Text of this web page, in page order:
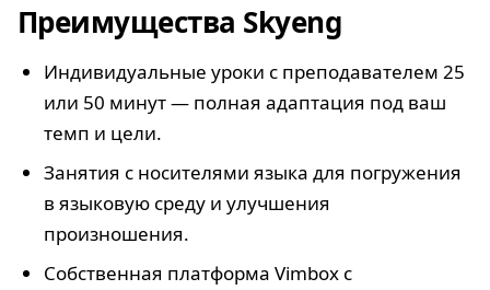
Преимущества Skyeng
Индивидуальные уроки с преподавателем 25
или 50 минут — полная адаптация под ваш
темп и цели.
Занятия с носителями языка для погружения
в языковую среду и улучшения
произношения.
Собственная платформа Vimbox с